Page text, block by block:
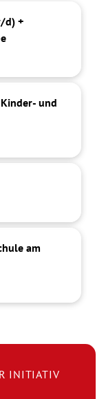
d) +
und
am
INITIATIV